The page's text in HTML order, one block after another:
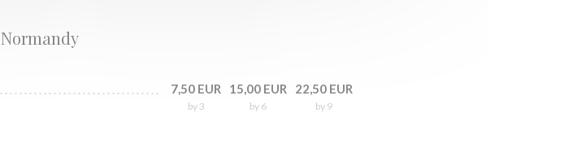
Normandy
7,50 EUR
by 3
15,00 EUR
by 6
22,50 EUR
by 9